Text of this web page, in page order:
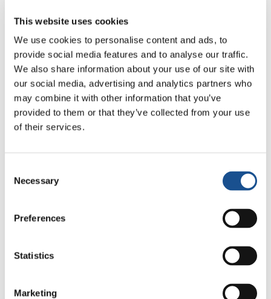
This website uses cookies
We use cookies to personalise content and ads, to
provide social media features and to analyse our traffic.
We also share information about your use of our site with
our social media, advertising and analytics partners who
may combine it with other information that you’ve
provided to them or that they’ve collected from your use
of their services.
Selection
Necessary
Preferences
Statistics
Marketing
9.Ricercare, sperimentare e diffondere la
cultura della fraternità, come categoria che
informa tutte le scienze, realizzando l’unità tra
teoria e pratica per formare “persone-mondo”
che credono in valori come la solidarietà, la
cultura del dare, la reciprocità quale
fondamento delle relazioni.
imparare e vivere insieme “l’arte” della
educativo un centro di irradiazione della vita
Fonte:www.new-humanity.org